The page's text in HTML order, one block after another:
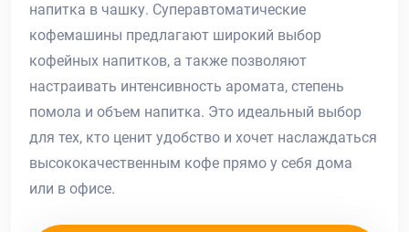
напитка в чашку. Суперавтоматические
кофемашины предлагают широкий выбор
кофейных напитков, а также позволяют
настраивать интенсивность аромата, степень
помола и объем напитка. Это идеальный выбор
для тех, кто ценит удобство и хочет наслаждаться
высококачественным кофе прямо у себя дома
или в офисе.